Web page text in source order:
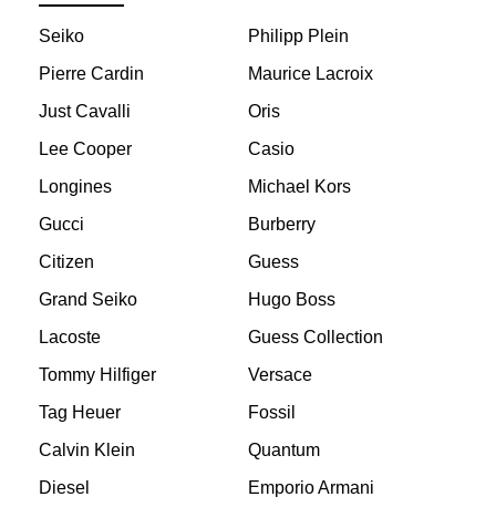
Seiko
Philipp Plein
Pierre Cardin
Maurice Lacroix
Just Cavalli
Oris
Lee Cooper
Casio
Longines
Michael Kors
Gucci
Burberry
Citizen
Guess
Grand Seiko
Hugo Boss
Lacoste
Guess Collection
Tommy Hilfiger
Versace
Tag Heuer
Fossil
Calvin Klein
Quantum
Diesel
Emporio Armani